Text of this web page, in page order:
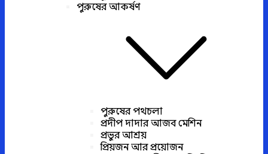
পুরুষের আকর্ষণ
পুরুষের পথচলা
প্রদীপ দাদার আজব মেশিন
প্রভুর আশ্রয়
প্রিয়জন আর প্রয়োজন